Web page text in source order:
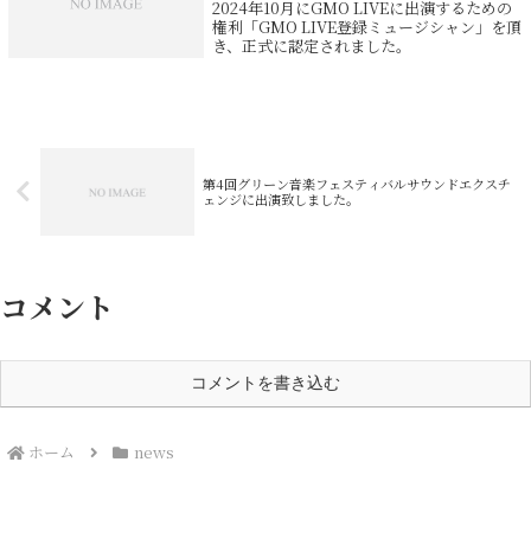
2024年10月にGMO LIVEに出演するための
権利「GMO LIVE登録ミュージシャン」を頂
き、正式に認定されました。
第4回グリーン音楽フェスティバルサウンドエクスチ
ェンジに出演致しました。
コメント
コメントを書き込む
ホーム news